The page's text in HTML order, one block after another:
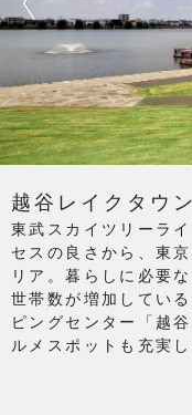
越谷レイクタウ
東武スカイツリーラ
セスの良さから、東
リア。暮らしに必要
世帯数が増加してい
ピングセンター「越
ルメスポットも充実し